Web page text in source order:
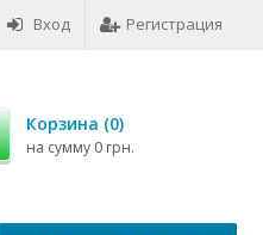
Вход Регистрация
Корзина (0)
на сумму 0 грн.